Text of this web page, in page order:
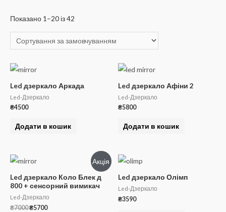
Показано 1–20 із 42
Led дзеркало Аркада
Led-Дзеркало
₴4500
Додати в кошик
Led дзеркало Афіни 2
Led-Дзеркало
₴5800
Додати в кошик
Акція
Led дзеркало Коло Блек д
800 + сенсорний вимикач
Led-Дзеркало
₴7000Оригінальна
₴5700Поточна
Led дзеркало Олімп
Led-Дзеркало
₴3590